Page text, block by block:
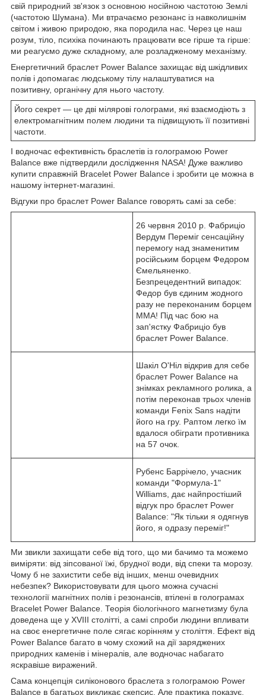
свій природний зв'язок з основною носійною частотою Землі
(частотою Шумана). Ми втрачаємо резонанс із навколишнім
світом і живою природою, яка породила нас. Через це наш
розум, тіло, психіка починають працювати все гірше та гірше:
ми реагуємо дуже складному, але розладженому механізму.
Енергетичний браслет Power Balance захищає від шкідливих
полів і допомагає людському тілу налаштуватися на
позитивну, органічну для нього частоту.
Його секрет — це дві мілярові голограми, які взаємодіють з
електромагнітним полем людини та підвищують її позитивні
частоти.
І водночас ефективність браслетів із голограмою Power
Balance вже підтвердили дослідження NASA! Дуже важливо
купити справжній Bracelet Power Balance і зробити це можна в
нашому інтернет-магазині.
Відгуки про браслет Power Balance говорять самі за себе:
26 червня 2010 р. Фабриціо
Вердум Переміг сенсаційну
перемогу над знаменитим
російським борцем Федором
Ємельяненко.
Безпрецедентний випадок:
Федор був єдиним жодного
разу не переконаним борцем
MMA! Під час бою на
зап'ястку Фабриціо був
браслет Power Balance.
Шакіл О'Ніл відкрив для себе
браслет Power Balance на
знімках рекламного ролика, а
потім переконав трьох членів
команди Fenix Sans надіти
його на гру. Раптом легко їм
вдалося обіграти противника
на 57 очок.
Рубенс Баррічело, учасник
команди "Формула-1"
Williams, дає найпростіший
відгук про браслет Power
Balance: "Як тільки я одягнув
його, я одразу переміг!"
Ми звикли захищати себе від того, що ми бачимо та можемо
виміряти: від зіпсованої їжі, брудної води, від спеки та морозу.
Чому б не захистити себе від інших, менш очевидних
небезпек? Використовувати для цього можна сучасні
технології магнітних полів і резонансів, втілені в голограмах
Bracelet Power Balance. Теорія біологічного магнетизму була
доведена ще у XVIII столітті, а самі спроби людини впливати
на своє енергетичне поле сягає корінням у століття. Ефект від
Power Balance багато в чому схожий на дії заряджених
природних каменів і мінералів, але водночас набагато
яскравіше виражений.
Сама концепція силіконового браслета з голограмою Power
Balance в багатьох викликає скепсис. Але практика показує,